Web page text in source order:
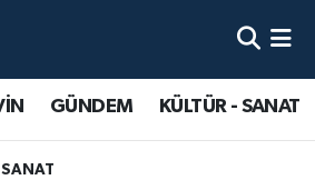
GÜNDEM KÜLTÜR - SANAT
SANAT